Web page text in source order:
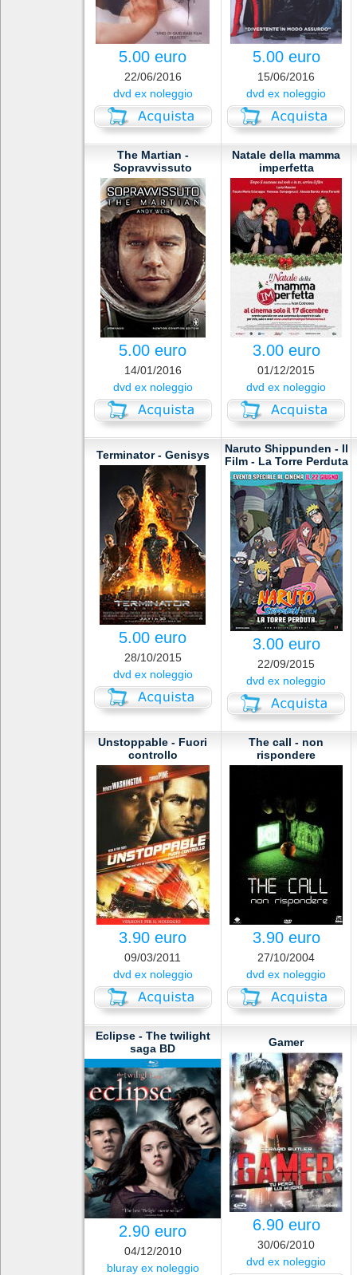
5.00 euro
22/06/2016
dvd ex noleggio
5.00 euro
15/06/2016
dvd ex noleggio
The Martian -
Sopravvissuto
5.00 euro
14/01/2016
dvd ex noleggio
Natale della mamma
imperfetta
3.00 euro
01/12/2015
dvd ex noleggio
Terminator - Genisys
5.00 euro
28/10/2015
dvd ex noleggio
Naruto Shippunden - Il
Film - La Torre Perduta
3.00 euro
22/09/2015
dvd ex noleggio
Unstoppable - Fuori
controllo
3.90 euro
09/03/2011
dvd ex noleggio
The call - non
rispondere
3.90 euro
27/10/2004
dvd ex noleggio
Eclipse - The twilight
saga BD
2.90 euro
04/12/2010
bluray ex noleggio
Gamer
6.90 euro
30/06/2010
dvd ex noleggio